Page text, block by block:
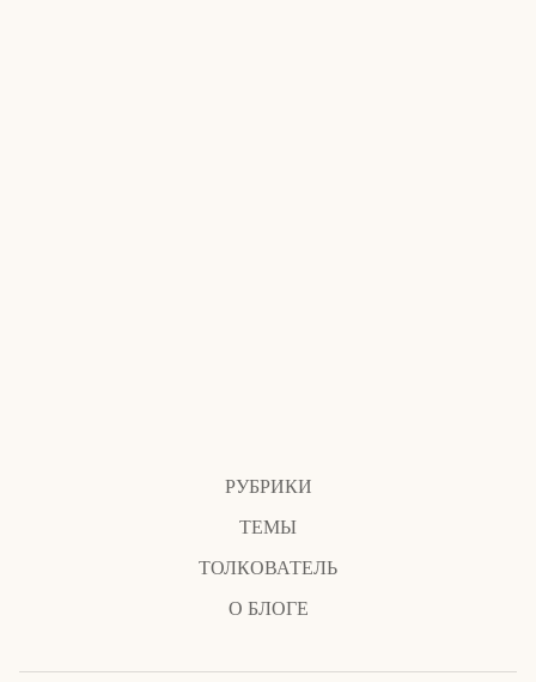
РУБРИКИ
ТЕМЫ
ТОЛКОВАТЕЛЬ
О БЛОГЕ